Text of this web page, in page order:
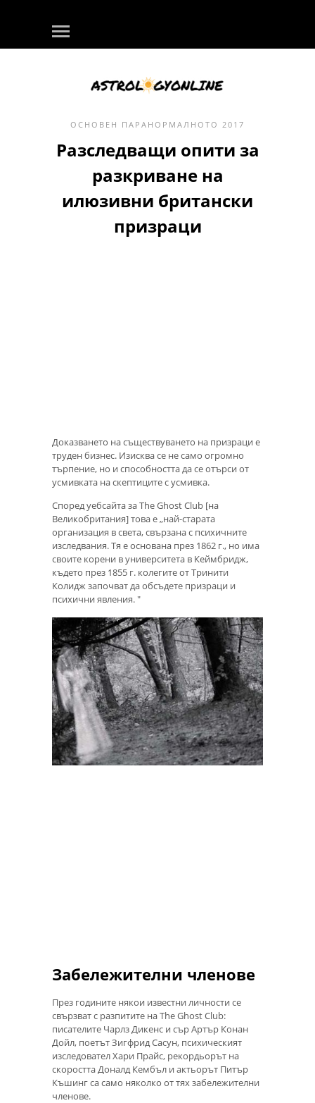
ОСНОВЕН ПАРАНОРМАЛНОТО 2017
Разследващи опити за
разкриване на
илюзивни британски
призраци
Доказването на съществуването на призраци е
труден бизнес. Изисква се не само огромно
търпение, но и способността да се отърси от
усмивката на скептиците с усмивка.
Според уебсайта за The Ghost Club [на
Великобритания] това е „най-старата
организация в света, свързана с психичните
изследвания. Тя е основана през 1862 г., но има
своите корени в университета в Кеймбридж,
където през 1855 г. колегите от Тринити
Колидж започват да обсъдете призраци и
психични явления. "
Забележителни членове
През годините някои известни личности се
свързват с разпитите на The Ghost Club:
писателите Чарлз Дикенс и сър Артър Конан
Дойл, поетът Зигфрид Сасун, психическият
изследовател Хари Прайс, рекордьорът на
скоростта Доналд Кембъл и актьорът Питър
Къшинг са само няколко от тях забележителни
членове.